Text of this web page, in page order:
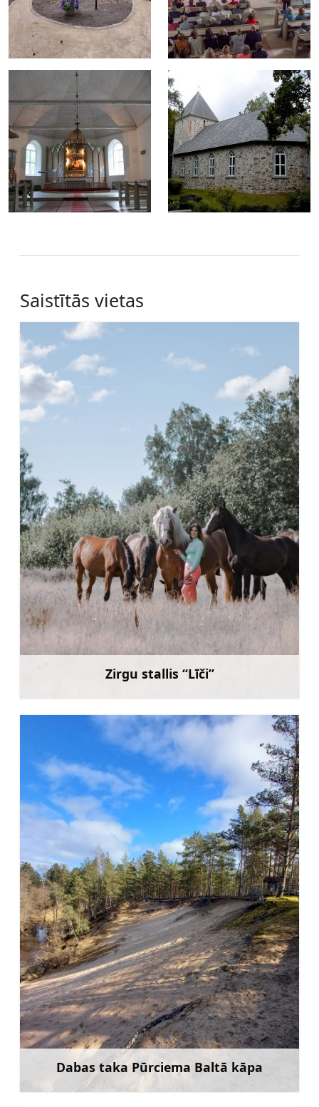
Saistītās vietas
Zirgu stallis “Līči”
Dabas taka Pūrciema Baltā kāpa
Uzzināt vairāk